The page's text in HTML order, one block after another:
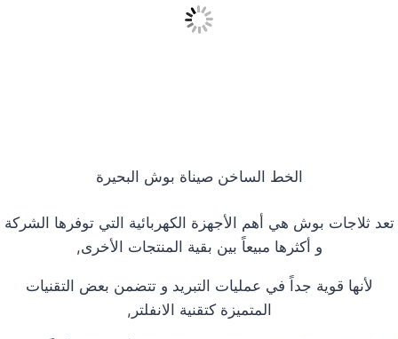
الخط الساخن صيناة بوش البحيرة
تعد ثلاجات بوش هي أهم الأجهزة الكهربائية التي توفرها الشركة
و أكثرها مبيعاً بين بقية المنتجات الأخرى,
لأنها قوية جداً في عمليات التبريد و تتضمن بعض التقنيات
المتميزة كتقنية الانفلتر,